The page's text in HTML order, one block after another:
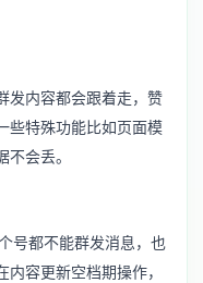
发内容都会跟着走，赞
些特殊功能比如页面模
会丢。
号都不能群发消息，也
容更新空档期操作，